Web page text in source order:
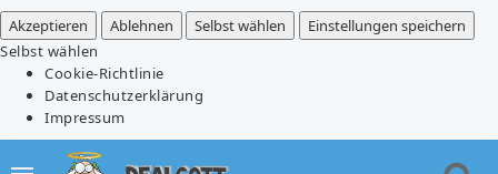
Akzeptieren
Ablehnen Selbst wählen
Einstellungen speichern
Selbst wählen
Cookie-Richtlinie
Datenschutzerklärung
Impressum